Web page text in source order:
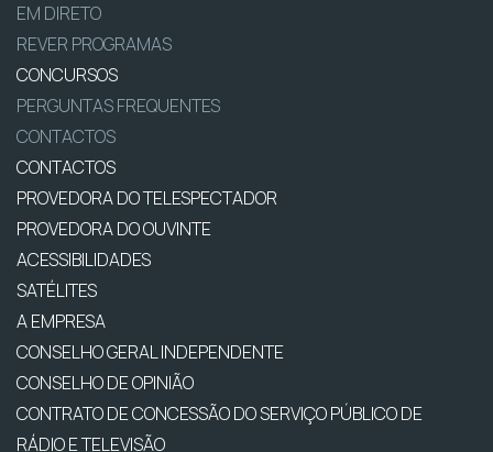
EM DIRETO
REVER PROGRAMAS
CONCURSOS
PERGUNTAS FREQUENTES
CONTACTOS
CONTACTOS
PROVEDORA DO TELESPECTADOR
PROVEDORA DO OUVINTE
ACESSIBILIDADES
SATÉLITES
A EMPRESA
CONSELHO GERAL INDEPENDENTE
CONSELHO DE OPINIÃO
CONTRATO DE CONCESSÃO DO SERVIÇO PÚBLICO DE
RÁDIO E TELEVISÃO